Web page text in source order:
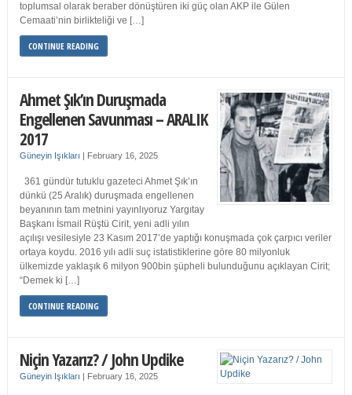
toplumsal olarak beraber dönüştüren iki güç olan AKP ile Gülen
Cemaati’nin birlikteliği ve […]
CONTINUE READING
Ahmet Şık’ın Duruşmada
Engellenen Savunması – ARALIK
2017
Güneyin Işıkları | February 16, 2025
361 gündür tutuklu gazeteci Ahmet Şık’ın
dünkü (25 Aralık) duruşmada engellenen
beyanının tam metnini yayınlıyoruz Yargıtay
Başkanı İsmail Rüştü Cirit, yeni adli yılın
açılışı vesilesiyle 23 Kasım 2017’de yaptığı konuşmada çok çarpıcı veriler
ortaya koydu. 2016 yılı adli suç istatistiklerine göre 80 milyonluk
ülkemizde yaklaşık 6 milyon 900bin şüpheli bulunduğunu açıklayan Cirit;
“Demek ki […]
CONTINUE READING
Niçin Yazarız? / John Updike
Güneyin Işıkları | February 16, 2025